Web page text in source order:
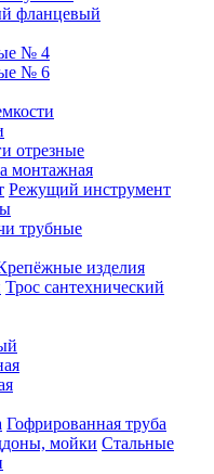
фланцевый
№ 4
№ 6
отрезные
монтажная
Режущий инструмент
трубные
изделия
Трос сантехнический
Гофрированная труба
Стальные